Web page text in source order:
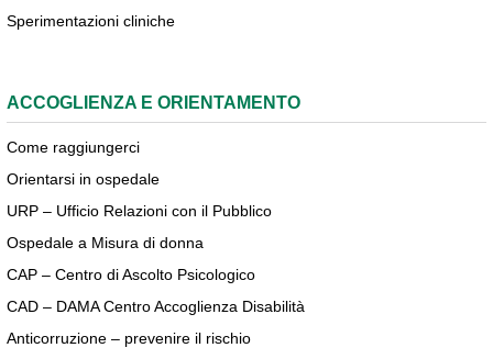
Sperimentazioni cliniche
ACCOGLIENZA E ORIENTAMENTO
Come raggiungerci
Orientarsi in ospedale
URP – Ufficio Relazioni con il Pubblico
Ospedale a Misura di donna
CAP – Centro di Ascolto Psicologico
CAD – DAMA Centro Accoglienza Disabilità
Anticorruzione – prevenire il rischio